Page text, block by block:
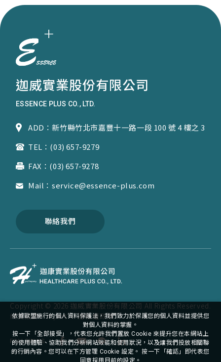
迦威實業股份有限公司
ESSENCE PLUS CO., LTD.
ADD：新竹縣竹北市嘉豐十一路一段 100 號 4 樓之 3
TEL：(03) 657-9279
FAX：(03) 657-9278
Mail：service@essence-plus.com
聯絡我們
Copyright © 2026 迦威實業股份有限公司 All Rights Reserved.
網頁設計- iXpert ‧隱私權政策
FOLLOW US
依據歐盟施行的個人資料保護法，我們致力於保護您的個人資料並提供您
對個人資料的掌握。
按一下「全部接受」，代表您允許我們置放 Cookie 來提升您在本網站上
的使用體驗、協助我們分析網站效能和使用狀況，以及讓我們投放相關聯
的行銷內容。您可以在下方管理 Cookie 設定。 按一下「確認」即代表您
同意採用目前的設定。